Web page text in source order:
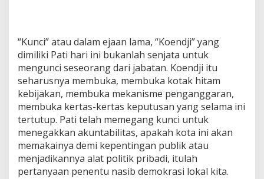
“Kunci” atau dalam ejaan lama, “Koendji” yang
dimiliki Pati hari ini bukanlah senjata untuk
mengunci seseorang dari jabatan. Koendji itu
seharusnya membuka, membuka kotak hitam
kebijakan, membuka mekanisme penganggaran,
membuka kertas-kertas keputusan yang selama ini
tertutup. Pati telah memegang kunci untuk
menegakkan akuntabilitas, apakah kota ini akan
memakainya demi kepentingan publik atau
menjadikannya alat politik pribadi, itulah
pertanyaan penentu nasib demokrasi lokal kita.